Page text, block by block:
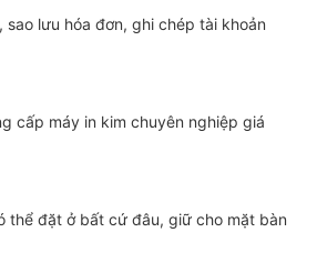
sao lưu hóa đơn, ghi chép tài khoản
thể đặt ở bất cứ đâu, giữ cho mặt bàn